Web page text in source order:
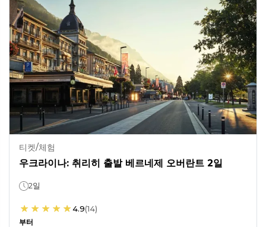
티켓/체험
우크라이나: 취리히 출발 베르네제 오버란트 2일
2일
4.9(14)
부터